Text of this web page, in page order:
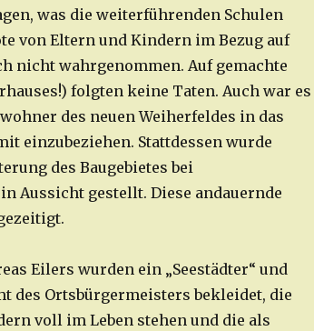
was die weiterführenden Schulen
von Eltern und Kindern im Bezug auf
nicht wahrgenommen. Auf gemachte
folgten keine Taten. Auch war es
des neuen Weiherfeldes in das
einzubeziehen. Stattdessen wurde
des Baugebietes bei
Aussicht gestellt. Diese andauernde
Eilers wurden ein „Seestädter“ und
des Ortsbürgermeisters bekleidet, die
voll im Leben stehen und die als